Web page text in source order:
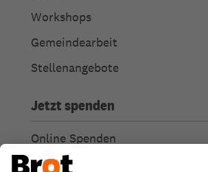
Workshops
Gemeindearbeit
Stellenangebote
Jetzt spenden
Online Spenden
Weitere Spendenmöglichkeiten